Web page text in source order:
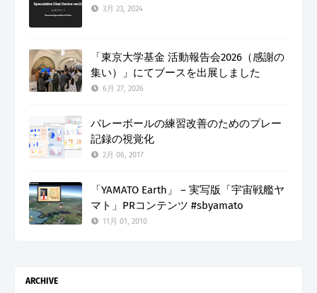
3月 23, 2024
「東京大学基金 活動報告会2026（感謝の
集い）」にてブースを出展しました
6月 27, 2026
バレーボールの練習改善のためのプレー
記録の視覚化
2月 06, 2017
「YAMATO Earth」 – 実写版「宇宙戦艦ヤ
マト」PRコンテンツ #sbyamato
11月 01, 2010
ARCHIVE